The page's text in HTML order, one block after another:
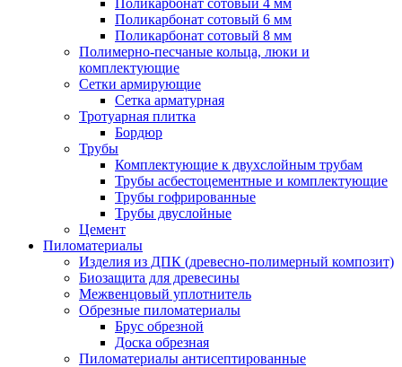
Поликарбонат сотовый 6 мм
Поликарбонат сотовый 8 мм
Полимерно-песчаные кольца, люки и
комплектующие
Сетки армирующие
Сетка арматурная
Тротуарная плитка
Бордюр
Трубы
Комплектующие к двухслойным трубам
Трубы асбестоцементные и комплектующие
Трубы гофрированные
Трубы двуслойные
Цемент
Пиломатериалы
Изделия из ДПК (древесно-полимерный композит)
Биозащита для древесины
Межвенцовый уплотнитель
Обрезные пиломатериалы
Брус обрезной
Доска обрезная
Пиломатериалы антисептированные